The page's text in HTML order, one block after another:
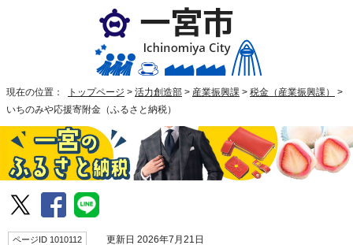
現在の位置： トップページ > 活力創造部 > 産業振興課 > 税金（産業振興課）
>
いちのみや応援寄附金（ふるさと納税）
ページID 1010112 更新日 2026年7月21日